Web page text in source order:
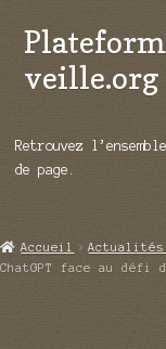
Aller
à
la
Aller
au
contenu
veille.org
Répertoire d’ouitils
Démos vidéos
Retrouvez
de page.
Accueil
ChatGPT face au